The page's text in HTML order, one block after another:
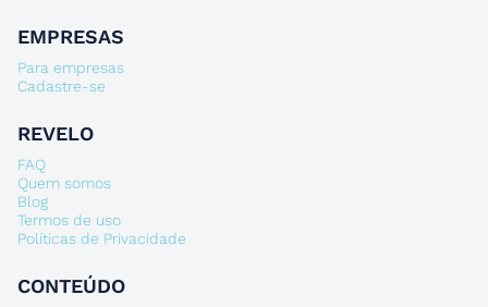
EMPRESAS
Para empresas
Cadastre-se
REVELO
FAQ
Quem somos
Blog
Termos de uso
Políticas de Privacidade
CONTEÚDO